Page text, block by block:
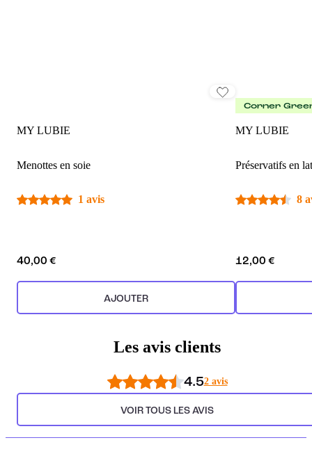
MY LUBIE
Menottes en soie
1 avis
40,00 €
AJOUTER
Corner
MY LUBIE
Préservatifs en
8
12,00 €
Les avis clients
4.52 avis
VOIR TOUS LES AVIS